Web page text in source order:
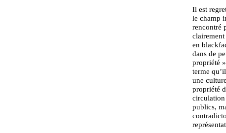
Il est
le champ
rencontré
en
dans de
propriété
terme
une
propriété
circulation
publics,